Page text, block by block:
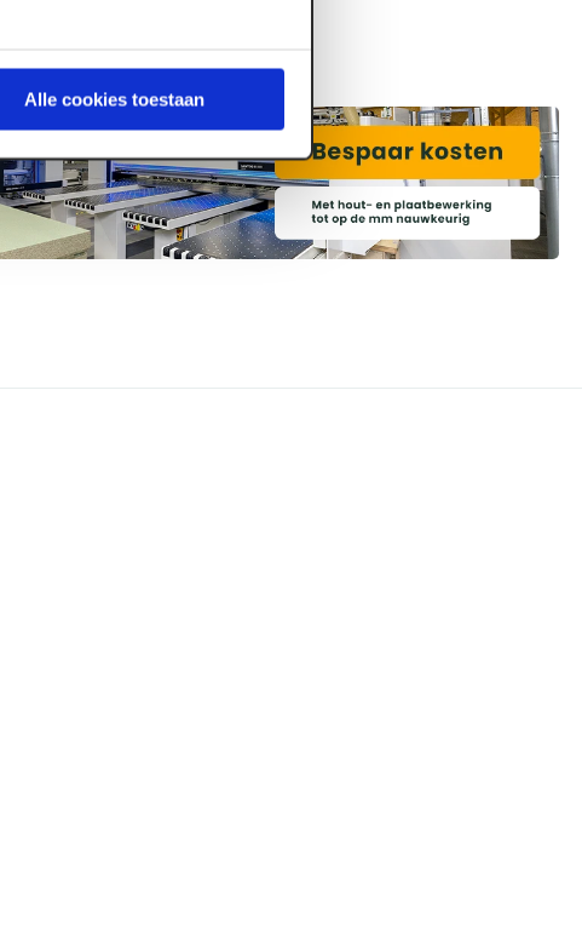
Alle cookies toestaan